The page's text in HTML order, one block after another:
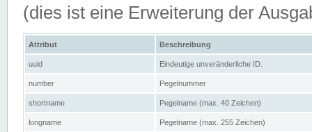
(dies ist eine Erweiterung der
Attribut Beschreibung
uuid Eindeutige unveränderliche ID.
number Pegelnummer
shortname Pegelname (max. 40 Zeichen)
longname Pegelname (max. 255 Zeichen)